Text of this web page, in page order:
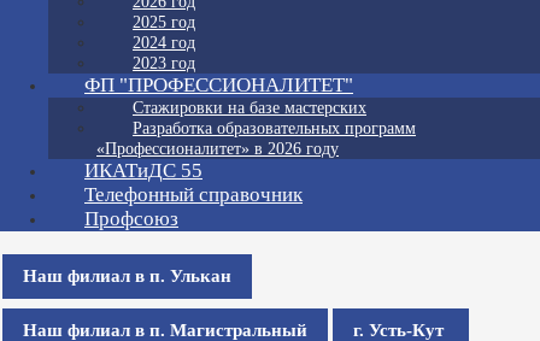
2025 год
2024 год
2023 год
ФП "ПРОФЕССИОНАЛИТЕТ"
Стажировки на базе мастерских
Разработка образовательных программ
«Профессионалитет» в 2026 году
ИКАТиДС 55
Телефонный справочник
Профсоюз
Наш филиал в п. Улькан
Наш филиал в п. Магистральный г. Усть-Кут